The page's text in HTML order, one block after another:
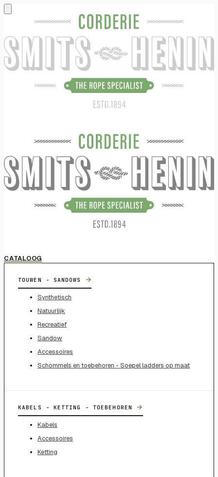
CATALOOG
TOUWEN - SANDOWS →
Synthetisch
Natuurlijk
Recreatief
Sandow
Accessoires
Schommels en toebehoren - Soepel ladders op maat
KABELS - KETTING - TOEBEHOREN →
Kabels
Accessoires
Ketting